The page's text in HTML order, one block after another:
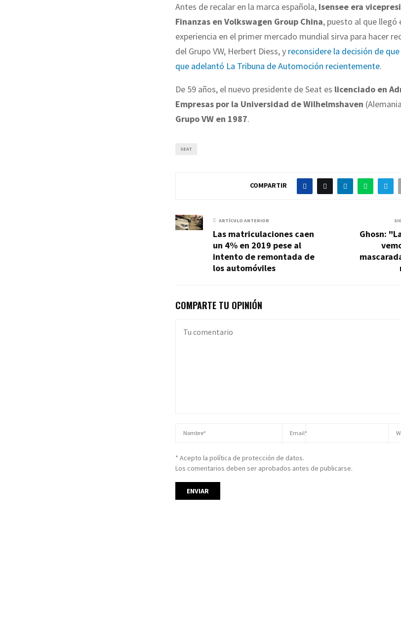
Antes de recalar en la marca española, Isensee era
Finanzas en Volkswagen Group China, puesto al que llegó
experiencia en el primer mercado mundial sirva para hacer
del Grupo VW, Herbert Diess, y reconsidere la decisión de
que adelantó La Tribuna de Automoción recientemente.
De 59 años, el nuevo presidente de Seat es licenciado en
Empresas por la Universidad de Wilhelmshaven
Grupo VW en 1987.
SEAT
COMPARTIR
ARTÍCULO ANTERIOR
Las matriculaciones caen
un 4% en 2019 pese al
intento de remontada de
los automóviles
Ghosn:
COMPARTE TU OPINIÓN
* Acepto la política de protección de datos.
Los comentarios deben ser aprobados antes de publicarse.